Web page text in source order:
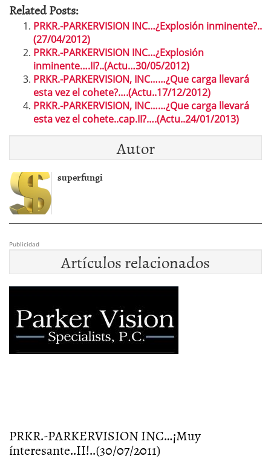
Related Posts:
PRKR.-PARKERVISION INC…¿Explosión inminente?..
(27/04/2012)
PRKR.-PARKERVISION INC…¿Explosión
inminente….II?..(Actu…30/05/2012)
PRKR.-PARKERVISION, INC……¿Que carga llevará
esta vez el cohete?….(Actu..17/12/2012)
PRKR.-PARKERVISION, INC……¿Que carga llevará
esta vez el cohete..cap.II?….(Actu..24/01/2013)
Autor
superfungi
Publicidad
Artículos relacionados
PRKR.-PARKERVISION INC…¡Muy
ínteresante..II!..(30/07/2011)